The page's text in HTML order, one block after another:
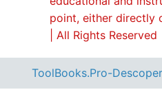
point, either directly
| All Rights Reserved
ToolBooks.Pro-